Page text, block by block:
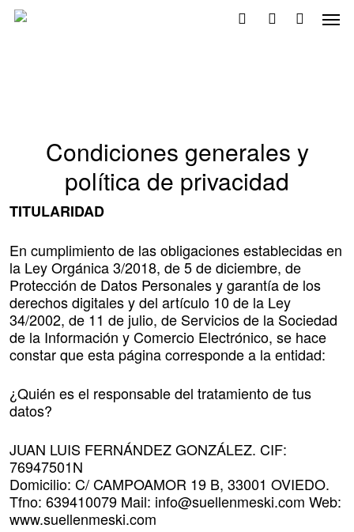
Skip
Condiciones generales y
política de privacidad
TITULARIDAD
En cumplimiento de las obligaciones establecidas en
la Ley Orgánica 3/2018, de 5 de diciembre, de
Protección de Datos Personales y garantía de los
derechos digitales y del artículo 10 de la Ley
34/2002, de 11 de julio, de Servicios de la Sociedad
de la Información y Comercio Electrónico, se hace
constar que esta página corresponde a la entidad:
¿Quién es el responsable del tratamiento de tus
datos?
JUAN LUIS FERNÁNDEZ GONZÁLEZ. CIF:
76947501N
Domicilio: C/ CAMPOAMOR 19 B, 33001 OVIEDO.
Tfno: 639410079 Mail: info@suellenmeski.com Web:
www.suellenmeski.com